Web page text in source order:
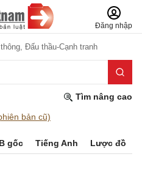
Đăng nhập
Đấu thầu-Cạnh tranh
Tìm nâng cao
bản cũ)
gốc Tiếng Anh Lược đồ